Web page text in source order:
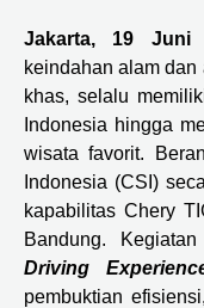
Jakarta, 19
keindahan alam dan
khas, selalu
Indonesia hingga
wisata favorit.
Indonesia (CSI)
kapabilitas Chery
Bandung.
Driving
pembuktian